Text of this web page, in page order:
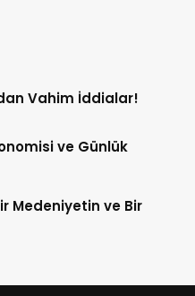
Vahim İddialar!
ve Günlük
Medeniyetin ve Bir